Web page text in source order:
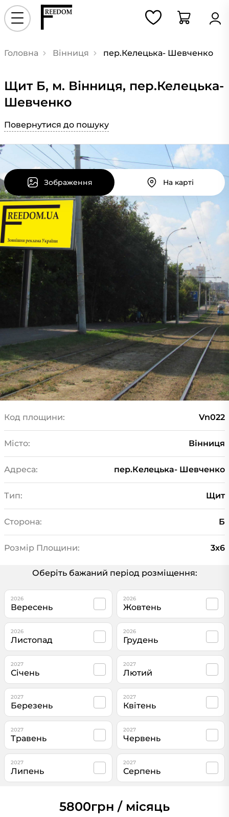
Головна Вінниця пер.Келецька- Шевченко
Щит Б, м. Вінниця, пер.Келецька-
Шевченко
Повернутися до пошуку
Зображення На карті
Код площини: Vn022
Місто: Вінниця
Адреса: пер.Келецька- Шевченко
Тип: Щит
Сторона: Б
Розмір Площини: 3х6
Оберіть бажаний період розміщення:
2026
Вересень
2026
Жовтень
2026
Листопад
2026
Грудень
2027
Січень
2027
Лютий
2027
Березень
2027
Квітень
2027
Травень
2027
Червень
2027
Липень
2027
Серпень
5800грн / місяць